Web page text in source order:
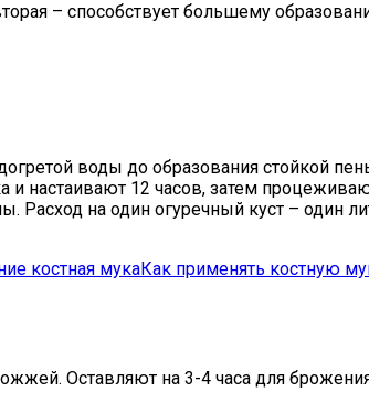
– способствует большему
воды до образования стойкой
и настаивают 12 часов, затем
Расход на один огуречный куст – один
Как применять костную
Оставляют на 3-4 часа для